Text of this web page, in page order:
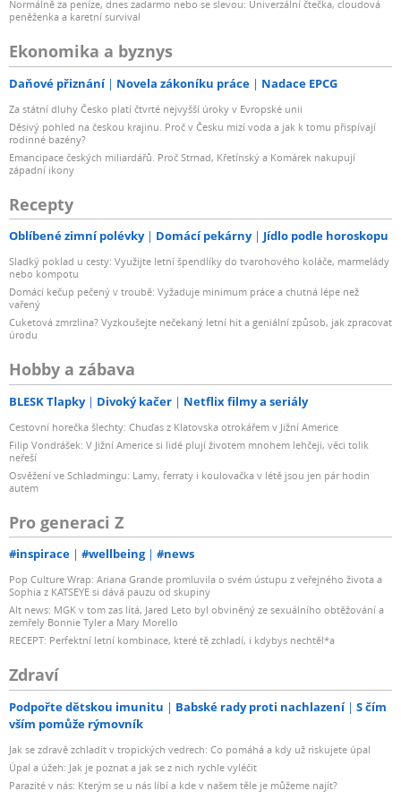
Normálně za peníze, dnes zadarmo nebo se slevou: Univerzální čtečka, cloudová
peněženka a karetní survival
Ekonomika a byznys
Daňové přiznání Novela zákoníku práce Nadace EPCG
Za státní dluhy Česko platí čtvrté nejvyšší úroky v Evropské unii
Děsivý pohled na českou krajinu. Proč v Česku mizí voda a jak k tomu přispívají
rodinné bazény?
Emancipace českých miliardářů. Proč Strnad, Křetínský a Komárek nakupují
západní ikony
Recepty
Oblíbené zimní polévky Domácí pekárny Jídlo podle horoskopu
Sladký poklad u cesty: Využijte letní špendlíky do tvarohového koláče, marmelády
nebo kompotu
Domácí kečup pečený v troubě: Vyžaduje minimum práce a chutná lépe než
vařený
Cuketová zmrzlina? Vyzkoušejte nečekaný letní hit a geniální způsob, jak zpracovat
úrodu
Hobby a zábava
BLESK Tlapky Divoký kačer Netflix filmy a seriály
Cestovní horečka šlechty: Chuďas z Klatovska otrokářem v Jižní Americe
Filip Vondrášek: V Jižní Americe si lidé plují životem mnohem lehčeji, věci tolik
neřeší
Osvěžení ve Schladmingu: Lamy, ferraty i koulovačka v létě jsou jen pár hodin
autem
Pro generaci Z
#inspirace #wellbeing #news
Pop Culture Wrap: Ariana Grande promluvila o svém ústupu z veřejného života a
Sophia z KATSEYE si dává pauzu od skupiny
Alt news: MGK v tom zas lítá, Jared Leto byl obviněný ze sexuálního obtěžování a
zemřely Bonnie Tyler a Mary Morello
RECEPT: Perfektní letní kombinace, které tě zchladí, i kdybys nechtěl*a
Zdraví
Podpořte dětskou imunitu Babské rady proti nachlazení
S čím
vším pomůže rýmovník
Jak se zdravě zchladit v tropických vedrech: Co pomáhá a kdy už riskujete úpal
Úpal a úžeh: Jak je poznat a jak se z nich rychle vyléčit
Parazité v nás: Kterým se u nás líbí a kde v našem těle je můžeme najít?